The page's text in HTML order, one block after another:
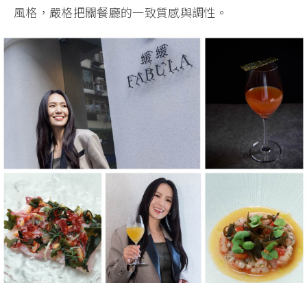
風格，嚴格把關餐廳的一致質感與調性。